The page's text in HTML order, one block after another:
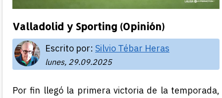
Valladolid y Sporting (Opinión)
Escrito por: Silvio Tébar Heras
lunes, 29.09.2025
Por fin llegó la primera victoria de la temporada,